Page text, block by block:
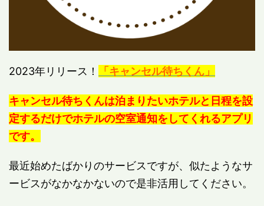
2023年リリース！ 「キャンセル待ちくん」
キャンセル待ちくんは泊まりたいホテルと日程を設
定するだけでホテルの空室通知をしてくれるアプリ
です。
最近始めたばかりのサービスですが、似たようなサ
ービスがなかなかないので是非活用してください。